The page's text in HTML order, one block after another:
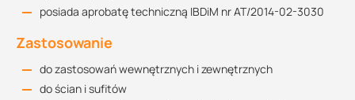
posiada aprobatę techniczną IBDiM nr AT/2014-02-3030
Zastosowanie
do zastosowań wewnętrznych i zewnętrznych
do ścian i sufitów